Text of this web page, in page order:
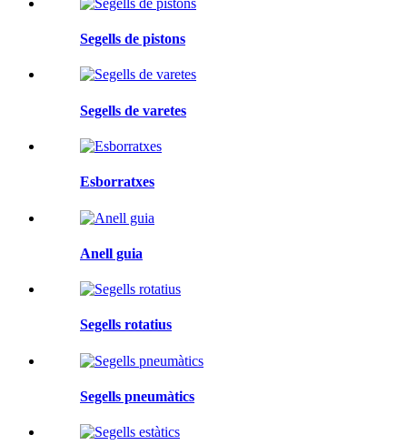
Segells de pistons
Segells de varetes
Esborratxes
Anell guia
Segells rotatius
Segells pneumàtics